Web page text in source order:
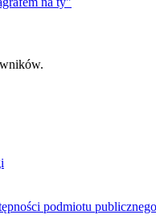
podmiotu publicznego